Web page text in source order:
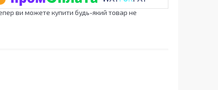
ви можете купити будь-який товар не